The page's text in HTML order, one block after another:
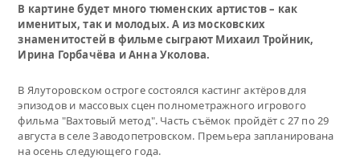
В картине будет много тюменских артистов – как
именитых, так и молодых. А из московских
знаменитостей в фильме сыграют Михаил Тройник,
Ирина Горбачёва и Анна Уколова.
В Ялуторовском остроге состоялся кастинг актёров для
эпизодов и массовых сцен полнометражного игрового
фильма "Вахтовый метод". Часть съёмок пройдёт с 27 по 29
августа в селе Заводопетровском. Премьера запланирована
на осень следующего года.